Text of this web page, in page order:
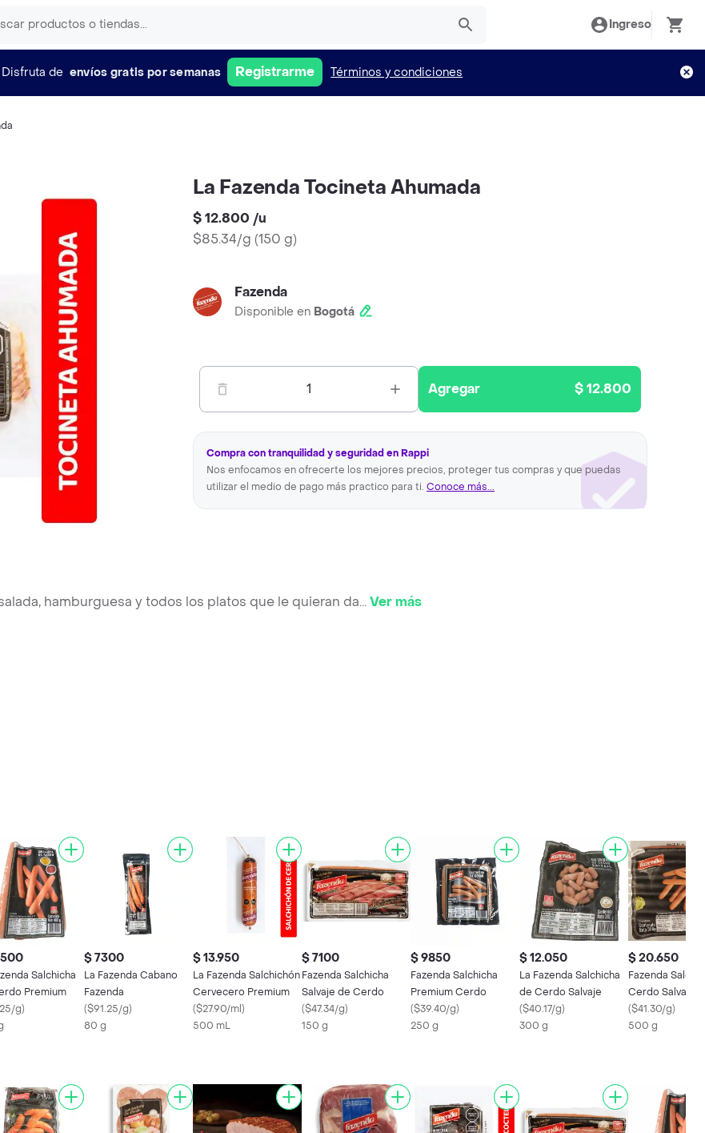
Ingreso
Disfruta de envíos gratis por semanas Registrarme Términos y condiciones
La Fazenda Tocineta Ahumada
$ 12.800 /u
$85.34/g (150 g)
Fazenda
Disponible en Bogotá
1 Agregar $ 12.800
Compra con tranquilidad y seguridad en Rappi
Nos enfocamos en ofrecerte los mejores precios, proteger tus compras y que puedas
utilizar el medio de pago más practico para ti. Conoce más...
hamburguesa y todos los platos que le quieran da...Ver más
Salchicha
Premium
g)
$ 7300
La Fazenda Cabano
Fazenda
($91.25/g)
80 g
$ 13.950
La Fazenda Salchichón
Cervecero Premium
($27.90/ml)
500 mL
$ 7100
Fazenda Salchicha
Salvaje de Cerdo
($47.34/g)
150 g
$ 9850
Fazenda Salchicha
Premium Cerdo
($39.40/g)
250 g
$ 12.050
La Fazenda Salchicha
de Cerdo Salvaje
($40.17/g)
300 g
$ 20.650
Fazenda
Cerdo Salvaje
($41.30/g)
500 g